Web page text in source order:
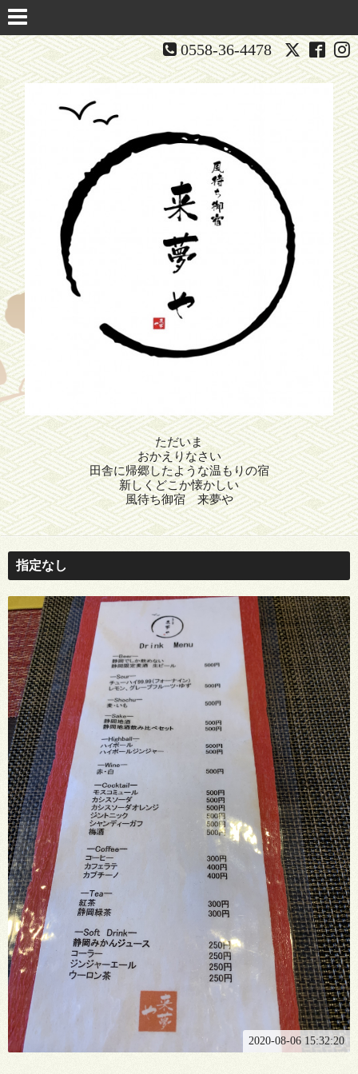
0558-36-4478
ただいま
おかえりなさい
田舎に帰郷したような温もりの宿
新しくどこか懐かしい
風待ち御宿 来夢や
指定なし
2020-08-06 15:32:20